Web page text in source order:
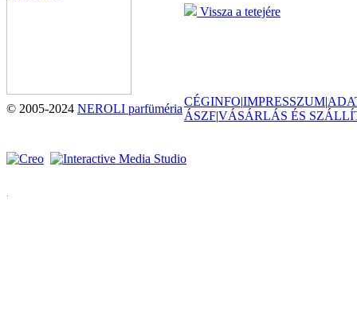
Vissza a tetejére
© 2005-2024 NEROLI parfüméria
CÉGINFO|IMPRESSZUM|
ÁSZF|VÁSÁRLÁS ÉS